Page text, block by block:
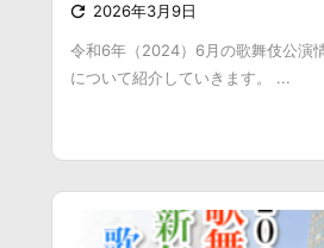
 2026年3月9日
令和6年（2024）6月の歌舞伎公演
について紹介していきます。 ...